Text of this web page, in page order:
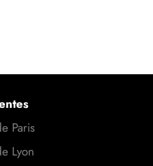
Paris
Lyon